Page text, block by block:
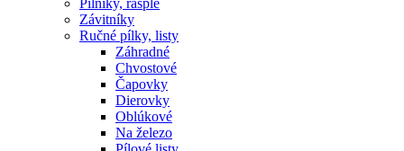
Pilníky, rašple
Závitníky
Ručné pílky, listy
Záhradné
Chvostové
Čapovky
Dierovky
Oblúkové
Na železo